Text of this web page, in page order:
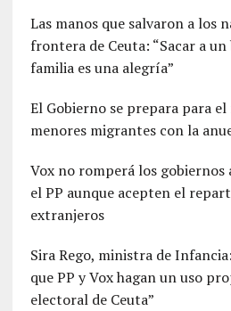
Las manos que salvaron a los
frontera de Ceuta: “Sacar a un
familia es una alegría”
El Gobierno se prepara para
menores migrantes con la
Vox no romperá los gobiernos
el PP aunque acepten el
extranjeros
Sira Rego, ministra de
que PP y Vox hagan un uso
electoral de Ceuta”